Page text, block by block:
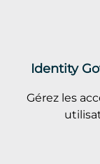
Identity
Gérez les